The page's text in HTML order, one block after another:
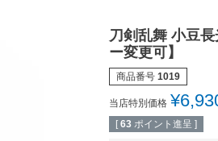
刀剣乱舞 小豆
ー変更可】
商品番号 1019
当店特別価格 ¥
[ 63 ポイント進呈 ]